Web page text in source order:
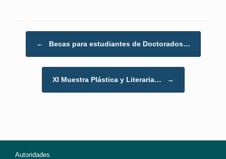
← Becas para estudiantes de Doctorados…
XI Muestra Plástica y Literaria… →
Autoridades